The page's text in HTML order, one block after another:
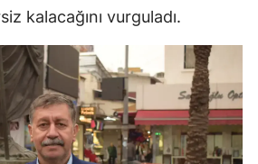
kalacağını vurguladı.